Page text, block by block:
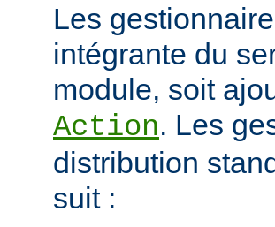
Les
intégrante du
module, soit
Action. Les
distribution
suit :